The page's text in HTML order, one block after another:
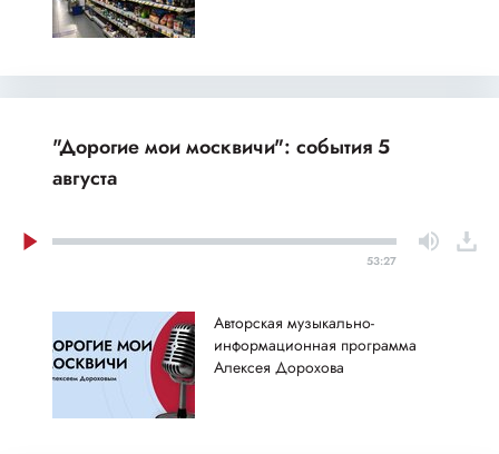
"Дорогие мои москвичи": события 5
августа
53:27
Авторская музыкально-
информационная программа
Алексея Дорохова